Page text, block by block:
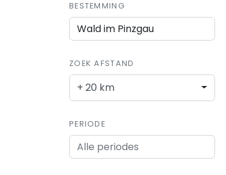
BESTEMMING
ZOEK AFSTAND
+ 20 km
PERIODE